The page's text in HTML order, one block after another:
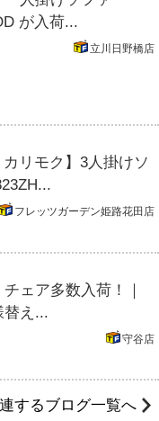
が入荷...
立川日野橋店
カリモク】3人掛けソ
フレッツガーデン姫路花田店
ェア多数入荷！｜
替え...
守谷店
するブログ一覧へ